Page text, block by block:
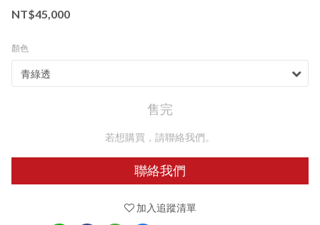
NT$45,000
顏色
售完
若想購買，請聯絡我們。
聯絡我們
加入追蹤清單